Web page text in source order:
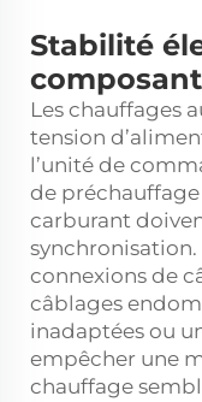
Stabilité
Les chauffages
tension
l’unité de
de
carburant
synchronisation.
connexions de
câblages
inadaptées ou
empêcher une
chauffage